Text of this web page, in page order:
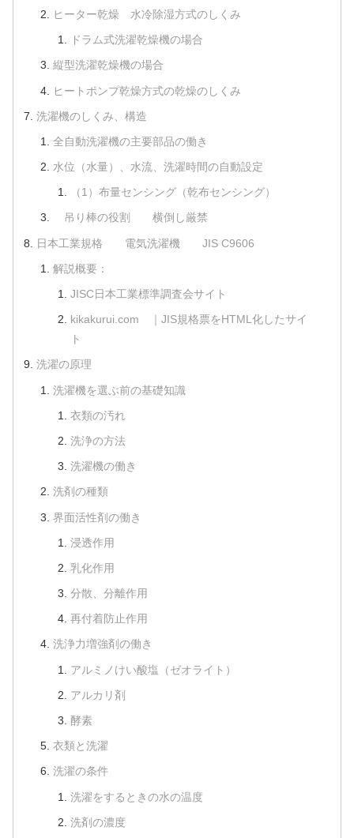
ヒーター乾燥 水冷除湿方式のしくみ
ドラム式洗濯乾燥機の場合
縦型洗濯乾燥機の場合
ヒートポンプ乾燥方式の乾燥のしくみ
洗濯機のしくみ、構造
全自動洗濯機の主要部品の働き
水位（水量）、水流、洗濯時間の自動設定
（1）布量センシング（乾布センシング）
吊り棒の役割 横倒し厳禁
日本工業規格 電気洗濯機 JIS C9606
解説概要：
JISC日本工業標準調査会サイト
kikakurui.com ｜JIS規格票をHTML化したサイ
ト
洗濯の原理
洗濯機を選ぶ前の基礎知識
衣類の汚れ
洗浄の方法
洗濯機の働き
洗剤の種類
界面活性剤の働き
浸透作用
乳化作用
分散、分離作用
再付着防止作用
洗浄力増強剤の働き
アルミノけい酸塩（ゼオライト）
アルカリ剤
酵素
衣類と洗濯
洗濯の条件
洗濯をするときの水の温度
洗剤の濃度